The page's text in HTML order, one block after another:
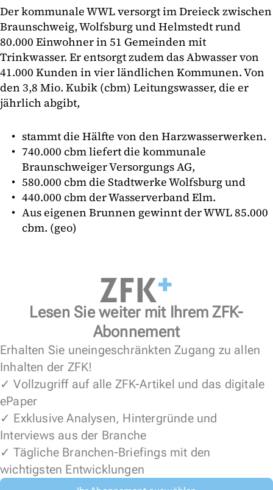
Der kommunale WWL versorgt im Dreieck zwischen
Braunschweig, Wolfsburg und Helmstedt rund
80.000 Einwohner in 51 Gemeinden mit
Trinkwasser. Er entsorgt zudem das Abwasser von
41.000 Kunden in vier ländlichen Kommunen. Von
den 3,8 Mio. Kubik (cbm) Leitungswasser, die er
jährlich abgibt,
stammt die Hälfte von den Harzwasserwerken.
740.000 cbm liefert die kommunale
Braunschweiger Versorgungs AG,
580.000 cbm die Stadtwerke Wolfsburg und
440.000 cbm der Wasserverband Elm.
Aus eigenen Brunnen gewinnt der WWL 85.000
cbm. (geo)
Lesen Sie weiter mit Ihrem ZFK-
Abonnement
Erhalten Sie uneingeschränkten Zugang zu allen
Inhalten der ZFK!
✓ Vollzugriff auf alle ZFK-Artikel und das digitale
ePaper
✓ Exklusive Analysen, Hintergründe und
Interviews aus der Branche
✓ Tägliche Branchen-Briefings mit den
wichtigsten Entwicklungen